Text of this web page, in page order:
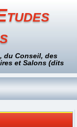
du Conseil, des
et Salons (dits